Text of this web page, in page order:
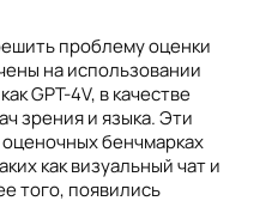
проблему оценки
на использовании
GPT-4V, в качестве
зрения и языка. Эти
бенчмарках
как визуальный чат и
того, появились